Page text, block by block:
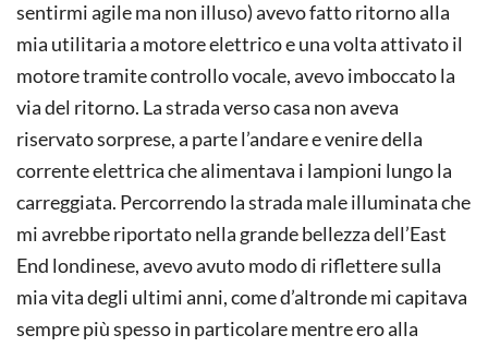
sentirmi agile ma non illuso) avevo fatto ritorno alla
mia utilitaria a motore elettrico e una volta attivato il
motore tramite controllo vocale, avevo imboccato la
via del ritorno. La strada verso casa non aveva
riservato sorprese, a parte l’andare e venire della
corrente elettrica che alimentava i lampioni lungo la
carreggiata. Percorrendo la strada male illuminata che
mi avrebbe riportato nella grande bellezza dell’East
End londinese, avevo avuto modo di riflettere sulla
mia vita degli ultimi anni, come d’altronde mi capitava
sempre più spesso in particolare mentre ero alla